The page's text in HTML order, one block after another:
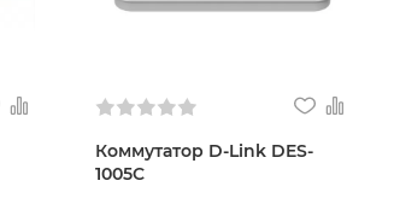
Коммутатор D-Link DES-
1005C